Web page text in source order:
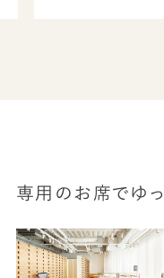
専用のお席でゆ